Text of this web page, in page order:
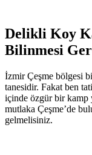
Delikli Koy
Bilinmesi
İzmir Çeşme bölgesi
tanesidir. Fakat ben
içinde özgür bir kamp
mutlaka Çeşme’de
gelmelisiniz.